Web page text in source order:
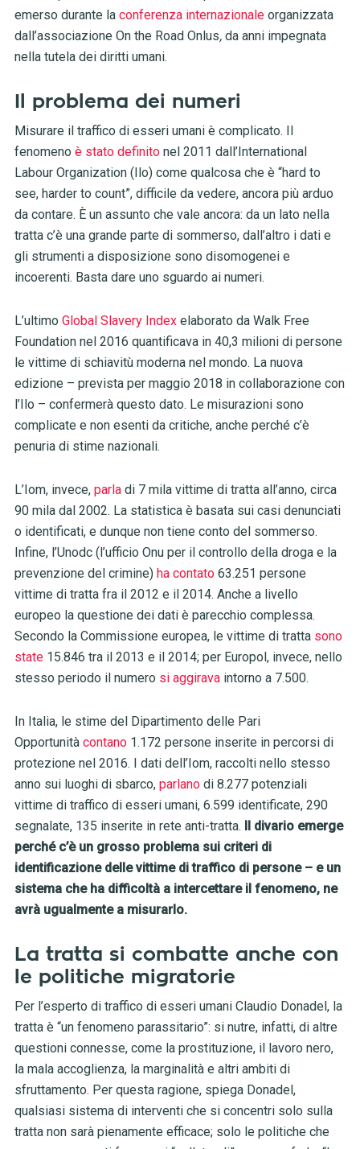
emerso durante la conferenza internazionaleorganizzata
dall’associazione On the Road Onlus,da anni impegnata
nella tutela dei diritti umani.
Il problema dei numeri
Misurare il traffico di esseri umani è complicato. Il
fenomeno è stato definitonel 2011 dall’International
Labour Organization (Ilo) come qualcosa che è “hard to
see, harder to count”, difficile da vedere, ancora più arduo
da contare. È un assunto che vale ancora: da un lato nella
tratta c’è una grande parte di sommerso, dall’altro i dati e
gli strumenti a disposizione sono disomogenei e
incoerenti. Basta dare uno sguardo ai numeri.
L’ultimo Global Slavery Indexelaborato da Walk Free
Foundation nel 2016 quantificava in 40,3 milioni di persone
le vittime di schiavitù moderna nel mondo. La nuova
edizione – prevista per maggio 2018 in collaborazione con
l’Ilo – confermerà questo dato. Le misurazioni sono
complicate e non esenti da critiche, anche perché c’è
penuria di stime nazionali.
L’Iom, invece, parladi 7 mila vittime di tratta all’anno, circa
90 mila dal 2002. La statistica è basata sui casi denunciati
o identificati, e dunque non tiene conto del sommerso.
Infine, l’Unodc (l’ufficio Onu per il controllo della droga e la
prevenzione del crimine) ha contato63.251 persone
vittime di tratta fra il 2012 e il 2014. Anche a livello
europeo la questione dei dati è parecchio complessa.
Secondo la Commissione europea, le vittime di tratta sono
state15.846 tra il 2013 e il 2014; per Europol, invece, nello
stesso periodo il numero si aggiravaintorno a 7.500.
In Italia, le stime del Dipartimento delle Pari
Opportunità contano1.172 persone inserite in percorsi di
protezione nel 2016. I dati dell’Iom, raccolti nello stesso
anno sui luoghi di sbarco, parlanodi 8.277 potenziali
vittime di traffico di esseri umani, 6.599 identificate, 290
segnalate, 135 inserite in rete anti-tratta. Il divario emerge
perché c’è un grosso problema sui criteri di
identificazione delle vittime di traffico di persone – e un
sistema che ha difficoltà a intercettare il fenomeno, ne
avrà ugualmente a misurarlo.
La tratta si combatte anche con
le politiche migratorie
Per l’esperto di traffico di esseri umani Claudio Donadel, la
tratta è “un fenomeno parassitario”: si nutre, infatti, di altre
questioni connesse, come la prostituzione, il lavoro nero,
la mala accoglienza, la marginalità e altri ambiti di
sfruttamento. Per questa ragione, spiega Donadel,
qualsiasi sistema di interventi che si concentri solo sulla
tratta non sarà pienamente efficace; solo le politiche che